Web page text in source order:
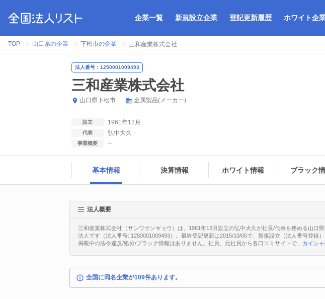
企業一覧 新規設立企業 登記更新履歴 ホワイト企
TOP 山口県の企業 下松市の企業 三和産業株式会社
法人番号：1250001009493
三和産業株式会社
山口県下松市 金属製品(メーカー)
設立 1961年12月
代表 弘中大久
事業概要 --
基本情報 決算情報 ホワイト情報 ブラック
法人概要
三和産業株式会社（サンワサンギョウ）は、1961年12月設立の弘中大久が社長/代表を務める山口
法人です（法人番号: 1250001009493）。最終登記更新は2015/10/05で、新規設立（法人番号登録）
掲載中の法令違反/処分/ブラック情報はありません。社員、元社員から各口コミサイトで、 カイシ
全国に同名企業が109件あります。